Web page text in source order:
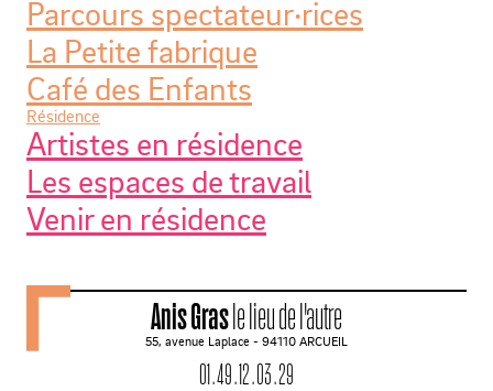
Parcours spectateur·rices
La Petite fabrique
Café des Enfants
Résidence
Artistes en résidence
Les espaces de travail
Venir en résidence
Anis Gras le lieu de l'autre
55, avenue Laplace - 94110 ARCUEIL
01 . 49 . 12 . 03 . 29